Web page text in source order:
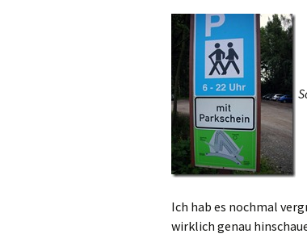
Ich hab es nochmal
wirklich genau